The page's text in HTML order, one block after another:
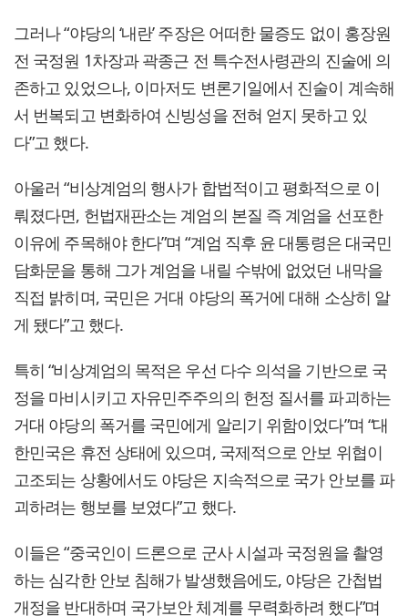
그러나 “야당의 ‘내란’ 주장은 어떠한 물증도 없이 홍장원
전 국정원 1차장과 곽종근 전 특수전사령관의 진술에 의
존하고 있었으나, 이마저도 변론기일에서 진술이 계속해
서 번복되고 변화하여 신빙성을 전혀 얻지 못하고 있
다”고 했다.
아울러 “비상계엄의 행사가 합법적이고 평화적으로 이
뤄졌다면, 헌법재판소는 계엄의 본질 즉 계엄을 선포한
이유에 주목해야 한다”며 “계엄 직후 윤 대통령은 대국민
담화문을 통해 그가 계엄을 내릴 수밖에 없었던 내막을
직접 밝히며, 국민은 거대 야당의 폭거에 대해 소상히 알
게 됐다”고 했다.
특히 “비상계엄의 목적은 우선 다수 의석을 기반으로 국
정을 마비시키고 자유민주주의의 헌정 질서를 파괴하는
거대 야당의 폭거를 국민에게 알리기 위함이었다”며 “대
한민국은 휴전 상태에 있으며, 국제적으로 안보 위협이
고조되는 상황에서도 야당은 지속적으로 국가 안보를 파
괴하려는 행보를 보였다”고 했다.
이들은 “중국인이 드론으로 군사 시설과 국정원을 촬영
하는 심각한 안보 침해가 발생했음에도, 야당은 간첩법
개정을 반대하며 국가보안 체계를 무력화하려 했다”며